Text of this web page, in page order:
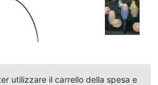
utilizzare il carrello della spesa e